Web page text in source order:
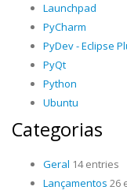
Launchpad
PyCharm
PyDev - Eclipse
PyQt
Python
Ubuntu
Categorias
Geral 14 entries
Lançamentos 26